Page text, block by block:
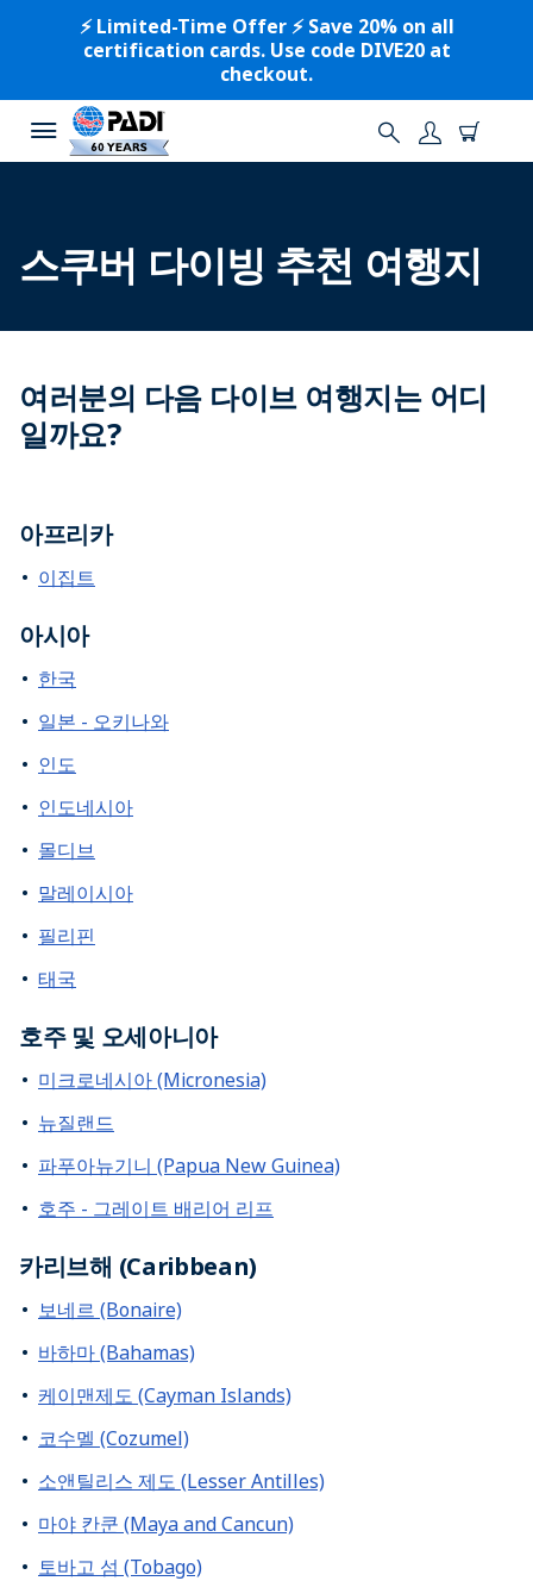
⚡️ Limited-Time Offer ⚡️ Save 20% on all
certification cards. Use code DIVE20 at
checkout.
스쿠버 다이빙 추천 여행지
여러분의 다음 다이브 여행지는 어디
일까요?
아프리카
이집트
아시아
한국
일본 - 오키나와
인도
인도네시아
몰디브
말레이시아
필리핀
태국
호주 및 오세아니아
미크로네시아 (Micronesia)
뉴질랜드
파푸아뉴기니 (Papua New Guinea)
호주 - 그레이트 배리어 리프
카리브해 (Caribbean)
보네르 (Bonaire)
바하마 (Bahamas)
케이맨제도 (Cayman Islands)
코수멜 (Cozumel)
소앤틸리스 제도 (Lesser Antilles)
마야 칸쿤 (Maya and Cancun)
토바고 섬 (Tobago)